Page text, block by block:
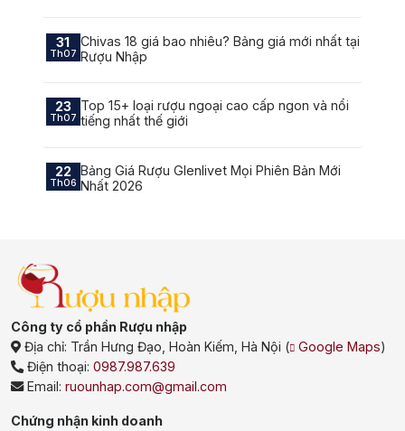
31
Th07
Chivas 18 giá bao nhiêu? Bảng giá mới nhất tại
Rượu Nhập
23
Th07
Top 15+ loại rượu ngoại cao cấp ngon và nổi
tiếng nhất thế giới
22
Th06
Bảng Giá Rượu Glenlivet Mọi Phiên Bản Mới
Nhất 2026
Công ty cổ phần Rượu nhập
Địa chỉ: Trần Hưng Đạo, Hoàn Kiếm, Hà Nội ( Google Maps)
Điện thoại:0987.987.639
Email:ruounhap.com@gmail.com
Chứng nhận kinh doanh